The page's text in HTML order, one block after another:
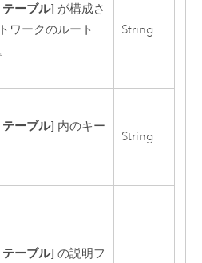
ーブル] が構成さ
ワークのルート
String
ーブル] 内のキー
String
ーブル] の説明フ